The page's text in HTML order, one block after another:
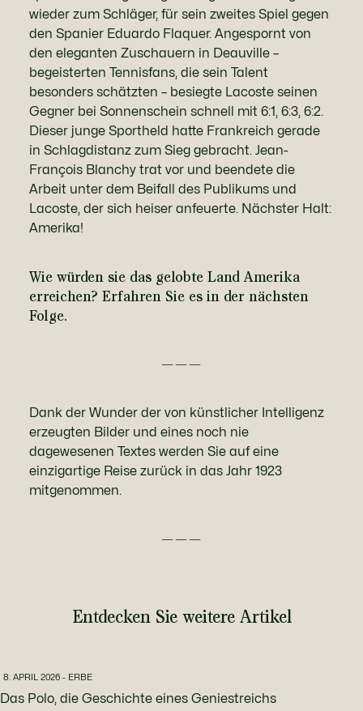
wieder zum Schläger, für sein zweites Spiel gegen
den Spanier Eduardo Flaquer. Angespornt von
den eleganten Zuschauern in Deauville –
begeisterten Tennisfans, die sein Talent
besonders schätzten – besiegte Lacoste seinen
Gegner bei Sonnenschein schnell mit 6:1, 6:3, 6:2.
Dieser junge Sportheld hatte Frankreich gerade
in Schlagdistanz zum Sieg gebracht. Jean-
François Blanchy trat vor und beendete die
Arbeit unter dem Beifall des Publikums und
Lacoste, der sich heiser anfeuerte. Nächster Halt:
Amerika!
Wie würden sie das gelobte Land Amerika
erreichen? Erfahren Sie es in der nächsten
Folge.
———
Dank der Wunder der von künstlicher Intelligenz
erzeugten Bilder und eines noch nie
dagewesenen Textes werden Sie auf eine
einzigartige Reise zurück in das Jahr 1923
mitgenommen.
———
Entdecken Sie weitere Artikel
8. APRIL 2026 - ERBE
Das Polo, die Geschichte eines Geniestreichs